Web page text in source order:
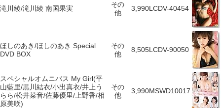
滝川綾/滝川綾 南国果実
その
他
3,990LCDV-40454
ほしのあき/ほしのあき Special
DVD BOX
その
他
8,505LCDV-90050
スペシャルオムニバス My Girl(平
山藍里/黒川結衣/小出真衣/井上う
らら/松井菜音/佐藤優里/上野香/相
原美咲)
その
他
3,990MSWD10017